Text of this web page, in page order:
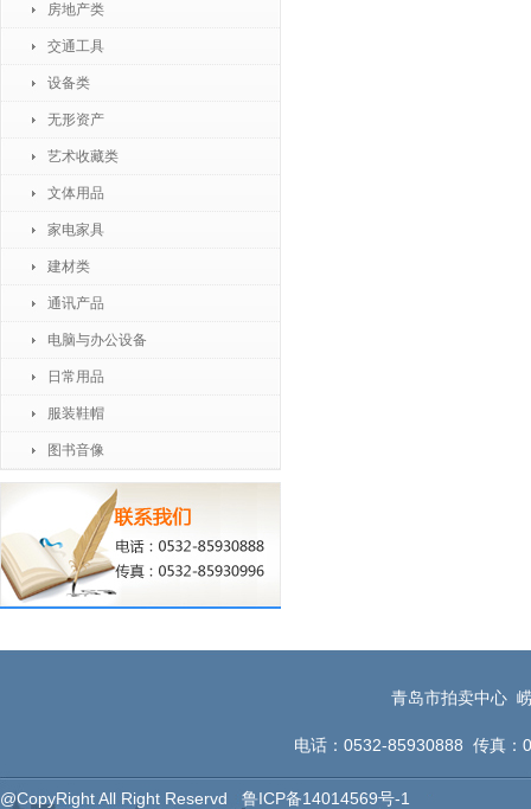
房地产类
交通工具
设备类
无形资产
艺术收藏类
文体用品
家电家具
建材类
通讯产品
电脑与办公设备
日常用品
服装鞋帽
图书音像
青岛市拍卖中心
电话：0532-85930888 传真：
@CopyRight All Right Reservd 鲁ICP备14014569号-1